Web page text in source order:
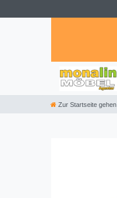
Zur Startseite gehen